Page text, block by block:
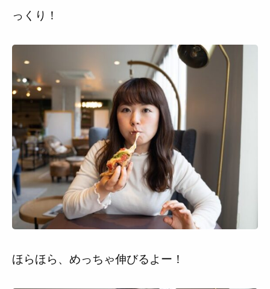
っくり！
ほらほら、めっちゃ伸びるよー！